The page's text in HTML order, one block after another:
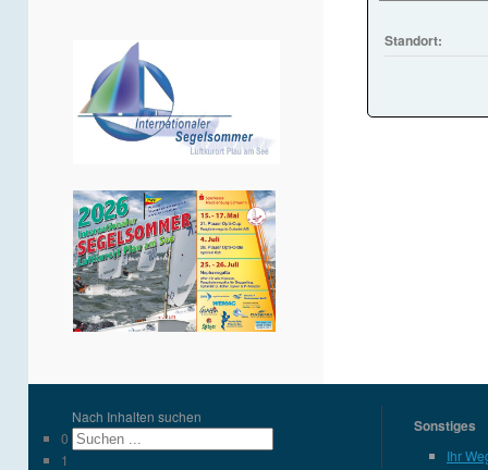
0
1
Standort:
Nach Inhalten suchen Sonstiges
Ihr